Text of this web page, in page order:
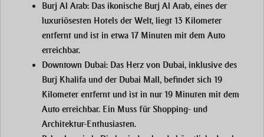
Burj Al Arab: Das ikonische Burj Al Arab, eines der
luxuriösesten Hotels der Welt, liegt 13 Kilometer
entfernt und ist in etwa 17 Minuten mit dem Auto
erreichbar.
Downtown Dubai: Das Herz von Dubai, inklusive des
Burj Khalifa und der Dubai Mall, befindet sich 19
Kilometer entfernt und ist in nur 19 Minuten mit dem
Auto erreichbar. Ein Muss für Shopping- und
Architektur-Enthusiasten.